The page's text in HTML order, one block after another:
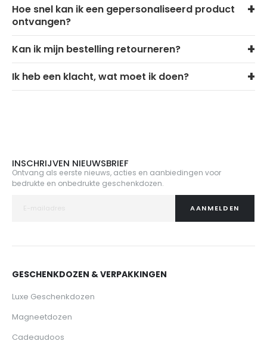
Hoe snel kan ik een gepersonaliseerd product
ontvangen?
Kan ik mijn bestelling retourneren?
Ik heb een klacht, wat moet ik doen?
INSCHRIJVEN NIEUWSBRIEF
Ontvang als eerste nieuws, acties en aanbiedingen voor
bedrukte en onbedrukte geschenkdozen.
AANMELDEN
GESCHENKDOZEN & VERPAKKINGEN
Luxe Geschenkdozen
Magneetdozen
Cadeaudoos